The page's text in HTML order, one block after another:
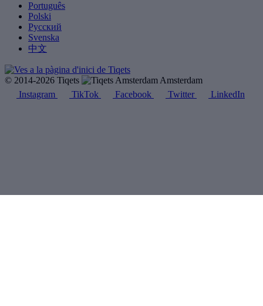
Português
Polski
Русский
Svenska
中文
© 2014-2026 Tiqets
Amsterdam
Instagram
TikTok Facebook Twitter LinkedIn